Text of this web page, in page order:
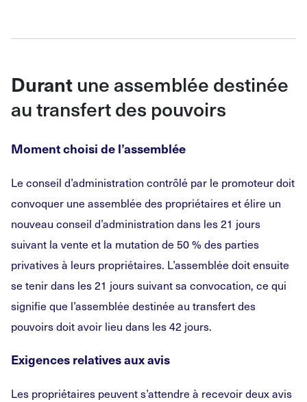
Durantune assemblée destinée
au transfert des pouvoirs
Moment choisi de l’assemblée
Le conseil d’administration contrôlé par le promoteur doit
convoquer une assemblée des propriétaires et élire un
nouveau conseil d’administration dans les 21 jours
suivant la vente et la mutation de 50 % des parties
privatives à leurs propriétaires. L’assemblée doit ensuite
se tenir dans les 21 jours suivant sa convocation, ce qui
signifie que l’assemblée destinée au transfert des
pouvoirs doit avoir lieu dans les 42 jours.
Exigences relatives aux avis
Les propriétaires peuvent s’attendre à recevoir deux avis